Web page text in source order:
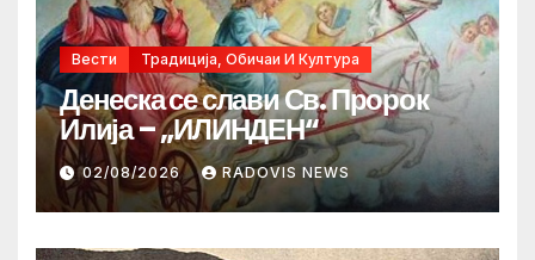
Вести Традиција, Обичаи И Култура
Денеска се слави Св. Пророк
Илија – „ИЛИНДЕН“
02/08/2026 RADOVIS NEWS